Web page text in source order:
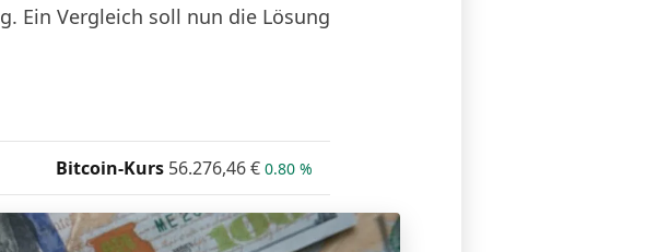
Ein Vergleich soll nun die Lösung
Bitcoin-Kurs 56.276,46€ 0.80 %